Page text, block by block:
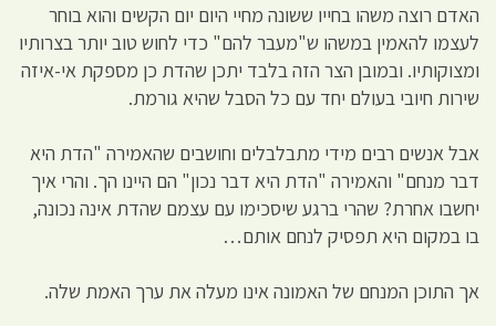
האדם רוצה משהו בחייו ששונה מחיי היום יום הקשים והוא בוחר
לעצמו להאמין במשהו ש"מעבר להם" כדי לחוש טוב יותר בצרותיו
ומצוקותיו. ובמובן הצר הזה בלבד יתכן שהדת כן מספקת אי-איזה
שירות חיובי בעולם יחד עם כל הסבל שהיא גורמת.
אבל אנשים רבים מידי מתבלבלים וחושבים שהאמירה "הדת היא
דבר מנחם" והאמירה "הדת היא דבר נכון" הם היינו הך. והרי איך
יחשבו אחרת? שהרי ברגע שיסכימו עם עצמם שהדת אינה נכונה,
בו במקום היא תפסיק לנחם אותם…
אך התוכן המנחם של האמונה אינו מעלה את ערך האמת שלה.